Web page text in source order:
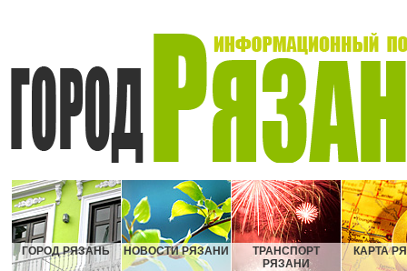
ГОРОД РЯЗАНЬ НОВОСТИ РЯЗАНИ
ТРАНСПОРТ
РЯЗАНИ
КАРТА